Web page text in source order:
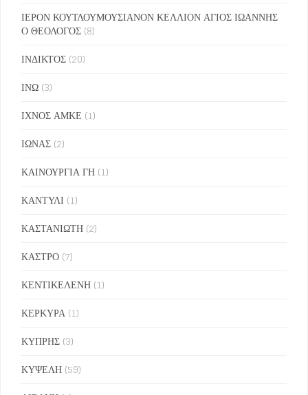
ΙΕΡΟΝ ΚΟΥΤΛΟΥΜΟΥΣΙΑΝΟΝ ΚΕΛΛΙΟΝ ΑΓΙΟΣ ΙΩΑΝΝΗΣ
Ο ΘΕΟΛΟΓΟΣ (8)
ΙΝΔΙΚΤΟΣ (20)
ΙΝΩ (3)
ΙΧΝΟΣ ΑΜΚΕ (1)
ΙΩΝΑΣ (2)
ΚΑΙΝΟΥΡΓΙΑ ΓΗ (1)
ΚΑΝΤΥΛΙ (1)
ΚΑΣΤΑΝΙΩΤΗ (2)
ΚΑΣΤΡΟ (7)
ΚΕΝΤΙΚΕΛΕΝΗ (1)
ΚΕΡΚΥΡΑ (1)
ΚΥΠΡΗΣ (3)
ΚΥΨΕΛΗ (59)